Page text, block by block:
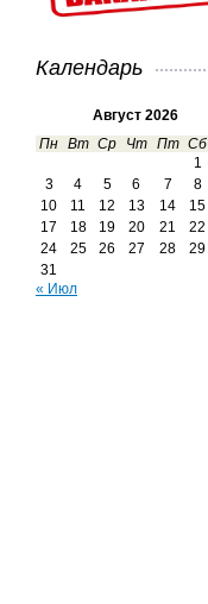
Календарь
Август 2026
Пн Вт Ср Чт Пт Сб
1
3
4 5 6 7 8
10
11 12 13 14 15
17
18 19 20 21 22
24
25 26 27 28 29
31
« Июл